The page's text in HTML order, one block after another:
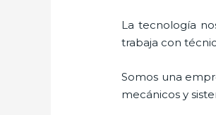
La tecnología
trabaja con
Somos una
mecánicos y